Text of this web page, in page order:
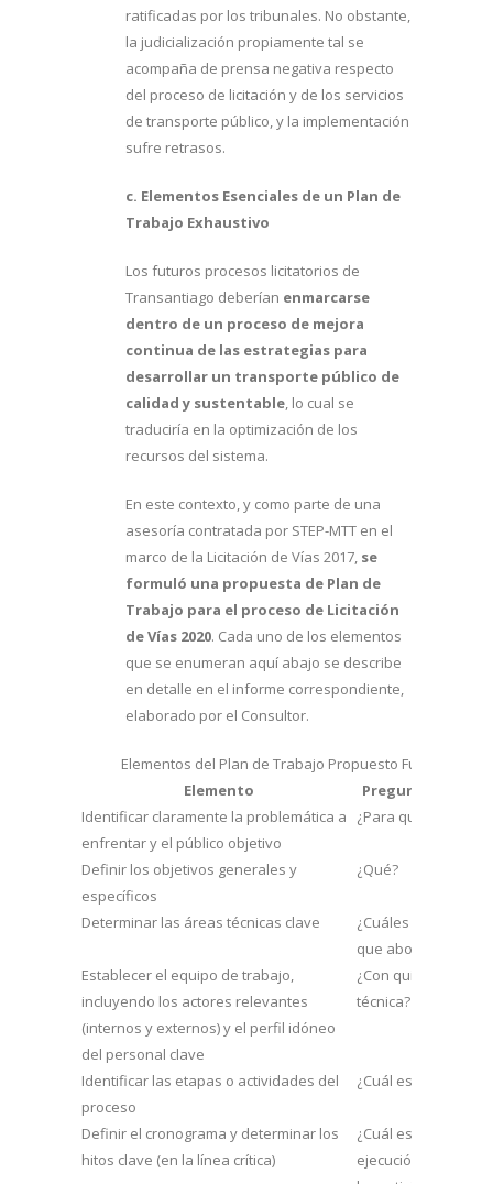
ratificadas por los tribunales. No obstante,
la judicialización propiamente tal se
acompaña de prensa negativa respecto
del proceso de licitación y de los servicios
de transporte público, y la implementación
sufre retrasos.
c. Elementos Esenciales de un Plan de
Trabajo Exhaustivo
Los futuros procesos licitatorios de
Transantiago deberían enmarcarse
dentro de un proceso de mejora
continua de las estrategias para
desarrollar un transporte público de
calidad y sustentable, lo cual se
traduciría en la optimización de los
recursos del sistema.
En este contexto, y como parte de una
asesoría contratada por STEP-MTT en el
marco de la Licitación de Vías 2017, se
formuló una propuesta de Plan de
Trabajo para el proceso de Licitación
de Vías 2020. Cada uno de los elementos
que se enumeran aquí abajo se describe
en detalle en el informe correspondiente,
elaborado por el Consultor.
Elementos del Plan de Trabajo Propuesto Futuros
Elemento
Preguntas que
Identificar claramente la problemática a
enfrentar y el público objetivo
¿Para qué? ¿Por
Definir los objetivos generales y
específicos
¿Qué?
Determinar las áreas técnicas clave
¿Cuáles son las
que aborda la
Establecer el equipo de trabajo,
incluyendo los actores relevantes
(internos y externos) y el perfil idóneo
del personal clave
¿Con quién se
técnica?
Identificar las etapas o actividades del
proceso
¿Cuál es el paso a
Definir el cronograma y determinar los
hitos clave (en la línea crítica)
¿Cuál es la
ejecución? ¿Cuál